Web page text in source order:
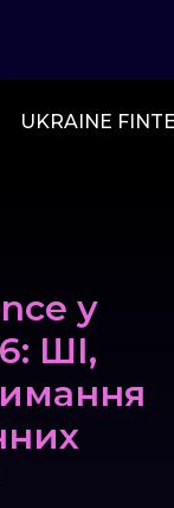
UKRAINE
у
ШІ,